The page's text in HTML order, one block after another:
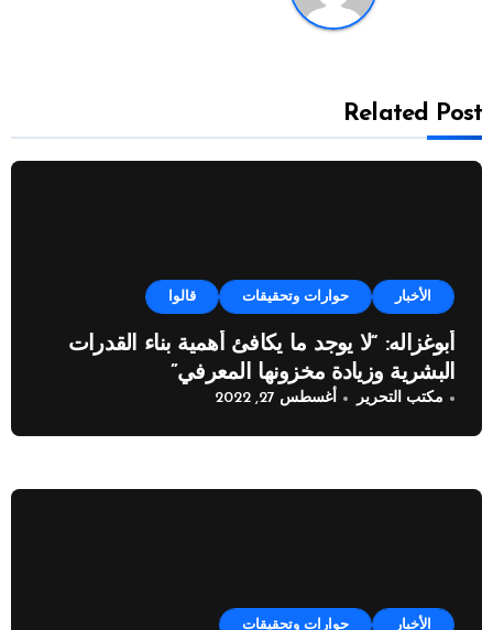
Related Post
الأخبار حوارات وتحقيقات قالوا
أبوغزاله: “لا يوجد ما يكافئ أهمية بناء القدرات
البشرية وزيادة مخزونها المعرفي”
مكتب التحرير أغسطس 27, 2022
الأخبار حوارات وتحقيقات